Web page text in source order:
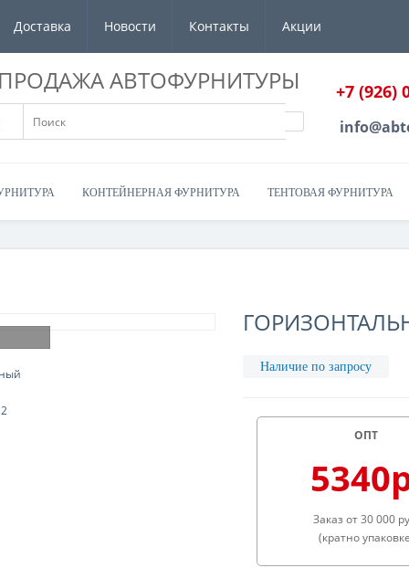
Доставка Новости Контакты Акции
АВТОФУРНИТУРЫ +7 (926)
КОНТЕЙНЕРНАЯ ФУРНИТУРА ТЕНТОВАЯ ФУРНИТУРА
Наличие по запросу
ОПТ
Заказ от 30 000
(кратно